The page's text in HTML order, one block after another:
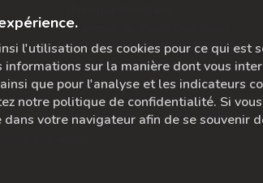
A propos du Studio Diva Yoga
CGU & Politique de Confidentialité
Pour nous contacter
réservés
l'utilisation des cookies pour ce qui est
sur la manière dont vous
que pour l'analyse et les indicateurs
notre politique de confidentialité. Si
votre navigateur afin de se souvenir